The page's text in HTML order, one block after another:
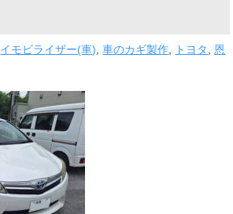
イモビライザー(車),車のカギ製作, トヨタ,恩